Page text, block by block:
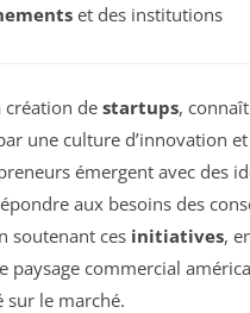
et des institutions
création destartups,
une culture d’innovation
émergent avec des
aux besoins des
soutenant ces initiatives,
paysage commercial
le marché.